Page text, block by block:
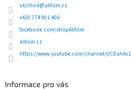
obchod@alitom.cz
+420 774 901 406
facebook.com/shopAlitom
alitom.cz
https://www.youtube.com/channel/
Informace pro vás